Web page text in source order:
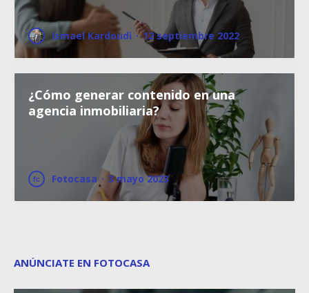
Ismael Kardoudi · 12 septiembre 2022
¿Cómo generar contenido en una
agencia inmobiliaria?
Fotocasa · 3 mayo 2023
ANÚNCIATE EN FOTOCASA